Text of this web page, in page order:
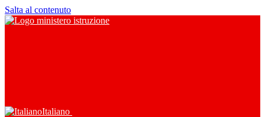
Salta al contenuto
Italiano